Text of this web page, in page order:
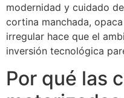
modernidad y cuidado
cortina manchada,
irregular hace que el
inversión tecnológica
Por qué las